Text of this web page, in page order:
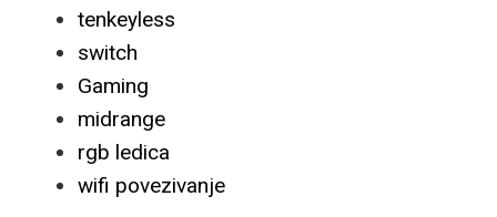
tenkeyless
switch
Gaming
midrange
rgb ledica
wifi povezivanje